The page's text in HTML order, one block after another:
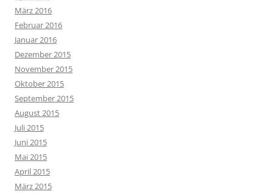
März 2016
Februar 2016
Januar 2016
Dezember 2015
November 2015
Oktober 2015
September 2015
August 2015
Juli 2015
Juni 2015
Mai 2015
April 2015
März 2015